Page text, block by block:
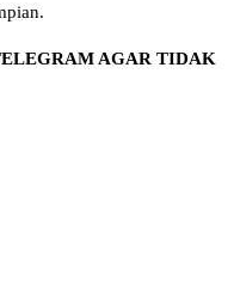
AGAR TIDAK